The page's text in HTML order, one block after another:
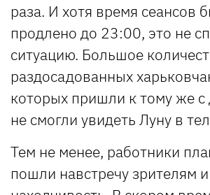
раза. И хотя время сеансов
продлено до 23:00, это не
ситуацию. Большое
раздосадованных
которых пришли к тому же с
не смогли увидеть Луну в
Тем не менее, работники
пошли навстречу зрителям